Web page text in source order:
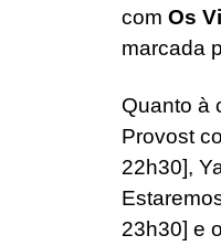
com Os
marcada
Quanto à
Provost
22h30],
23h30] e